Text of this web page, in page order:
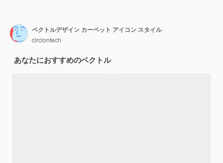
ベクトルデザイン カーペット アイコン スタイル
circlontech
あなたにおすすめのベクトル